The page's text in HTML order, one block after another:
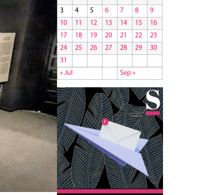
3
4 5 6 7 8
9
10
11 12 13 14 15
16
17
18 19 20 21 22
23
24
25 26 27 28 29
30
31
« Jul
Sep »